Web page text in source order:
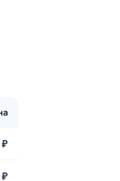
₽
₽